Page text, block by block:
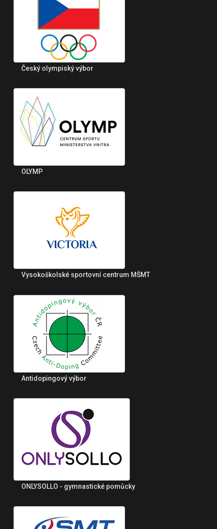
Český olympiský výbor
OLYMP
Vysokoškolské sportovní centrum MŠMT
Antidopingový výbor
ONLYSOLLO - gymnastické pomůcky